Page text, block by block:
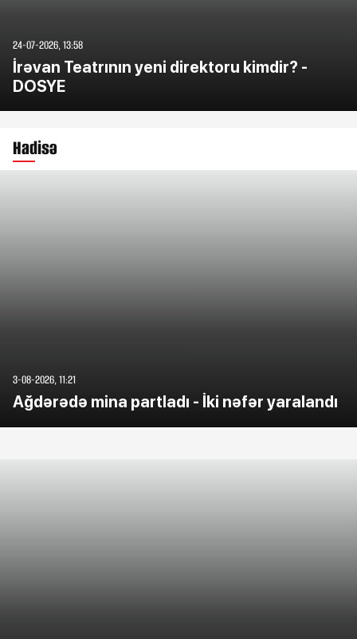
24-07-2026, 13:58
İrəvan Teatrının yeni direktoru kimdir? -
DOSYE
Hadisə
3-08-2026, 11:21
Ağdərədə mina partladı - İki nəfər yaralandı